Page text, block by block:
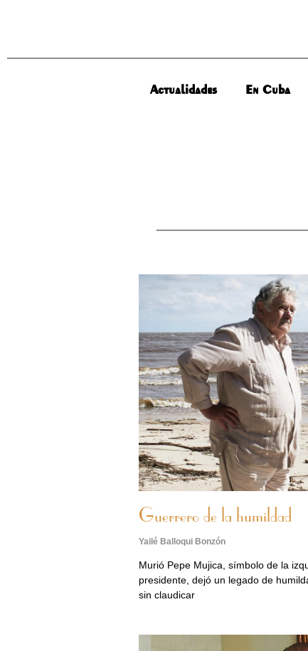
Actualidades En Cuba
Guerrero de la humildad
Yailé Balloqui Bonzón
Murió Pepe Mujica, símbolo de la
presidente, dejó un legado de
sin claudicar